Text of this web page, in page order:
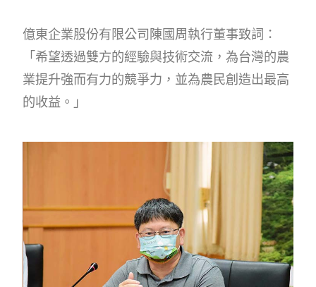
億東企業股份有限公司陳國周執行董事致詞：
「希望透過雙方的經驗與技術交流，為台灣的農
業提升強而有力的競爭力，並為農民創造出最高
的收益。」